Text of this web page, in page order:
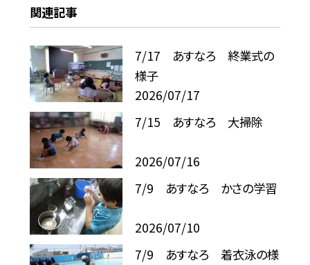
関連記事
7/17 あすなろ 終業式の
様子
2026/07/17
7/15 あすなろ 大掃除
2026/07/16
7/9 あすなろ かさの学習
2026/07/10
7/9 あすなろ 着衣泳の様